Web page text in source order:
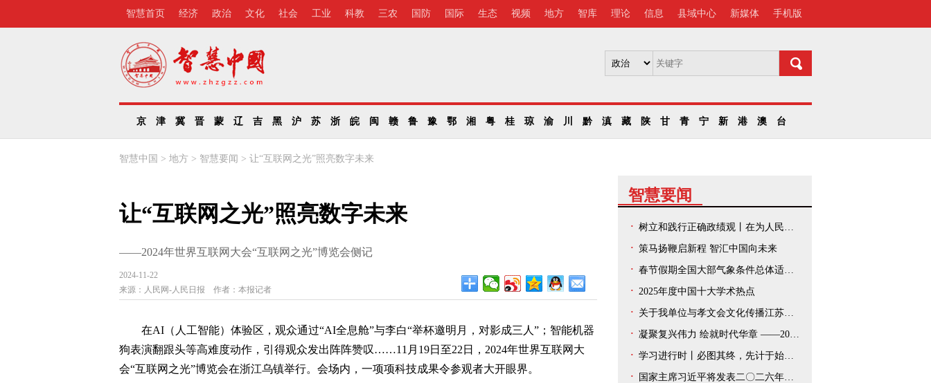
智慧首页 经济 政治 文化 社会 工业 科教 三农 国防 国际 生态 视频 地方 智库 理论 信息 县域中心 新媒体 手机版
京 津 冀 晋 蒙 辽 吉 黑 沪 苏 浙 皖 闽 赣 鲁 豫 鄂 湘 粤 桂 琼 渝 川 黔 滇 藏 陕 甘 青 宁 新 港 澳 台
智慧中国 > 地方 > 智慧要闻 > 让“互联网之光”照亮数字未来
让“互联网之光”照亮数字未来
——2024年世界互联网大会“互联网之光”博览会侧记
2024-11-22
来源： 人民网-人民日报 作者： 本报记者
在AI（人工智能）体验区，观众通过“AI全息舱”与李白“举杯邀明月，对影成三人”；智能机器
狗表演翻跟头等高难度动作，引得观众发出阵阵赞叹……11月19日至22日，2024年世界互联网大
会“互联网之光”博览会在浙江乌镇举行。会场内，一项项科技成果令参观者大开眼界。
智慧要闻
树立和践行正确政绩观丨在为人民出政绩、以实干出政绩上走在前、作示范——中央和国家机关、人民团体扎实开展树立和践行正确政绩观学习教育
策马扬鞭启新程 智汇中国向未来
春节假期全国大部气象条件总体适宜出游
2025年度中国十大学术热点
关于我单位与孝文会文化传播江苏有限公司解除合作协议的声明
凝聚复兴伟力 绘就时代华章 ——2025年宣传思想文化事业开创新局面
学习进行时丨必图其终，先计于始——总书记新年贺词给我们以深刻启迪
国家主席习近平将发表二〇二六年新年贺词